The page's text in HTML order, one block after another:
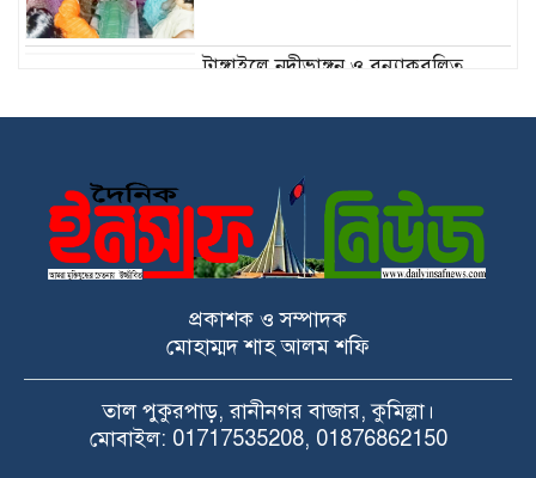
টাঙ্গাইলে নদীভাঙ্গন ও বন্যাকবলিত
চাঁপাইনবাবগঞ্জে আন্তর্জাতিক আদিবাসী
দিবসে শোভাযাত্রা ও সমাবেশ
কুমিল্লায় একসঙ্গে পাঁচ সন্তানের জন্ম, ২৪
ঘণ্টায় চার নবজাতকের মৃত্যু
প্রকাশক ও সম্পাদক
মোহাম্মদ শাহ আলম শফি
তাল পুকুরপাড়, রানীনগর বাজার, কুমিল্লা।
মোবাইল: 01717535208, 01876862150